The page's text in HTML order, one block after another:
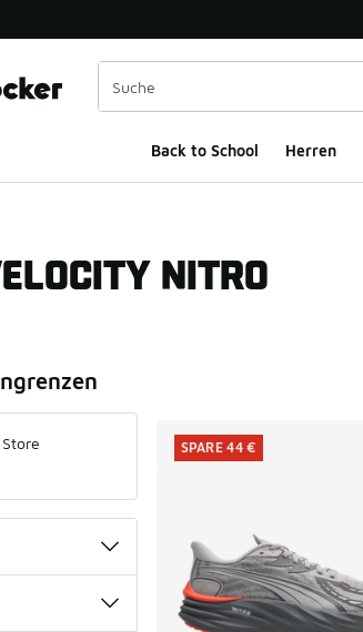
in einem neuen Fenster
Back to School Herren
NITRO
SPARE 44 €